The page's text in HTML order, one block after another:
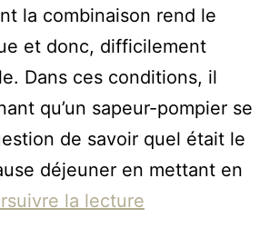
la combinaison rend le
et donc, difficilement
Dans ces conditions, il
qu’un sapeur-pompier se
de savoir quel était le
déjeuner en mettant en
la lecture